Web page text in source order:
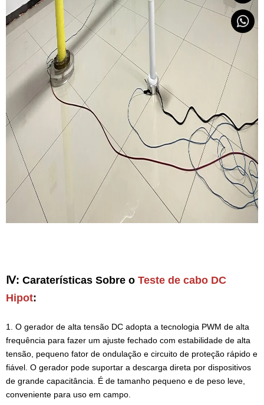
Ⅳ: Caraterísticas Sobre o Teste de cabo DC
Hipot:
1. O gerador de alta tensão DC adopta a tecnologia PWM de alta
frequência para fazer um ajuste fechado com estabilidade de alta
tensão, pequeno fator de ondulação e circuito de proteção rápido e
fiável. O gerador pode suportar a descarga direta por dispositivos
de grande capacitância. É de tamanho pequeno e de peso leve,
conveniente para uso em campo.